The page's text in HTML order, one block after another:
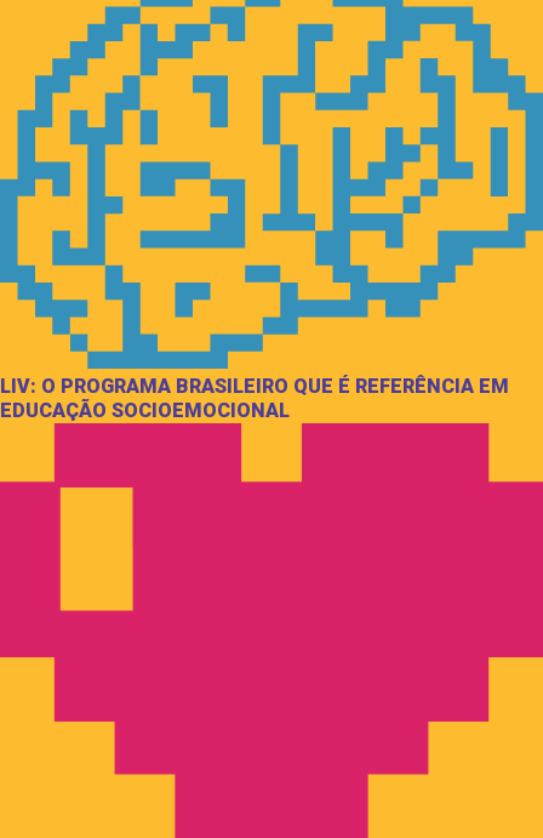
LIV: O PROGRAMA BRASILEIRO QUE É REFERÊNCIA EM
EDUCAÇÃO SOCIOEMOCIONAL